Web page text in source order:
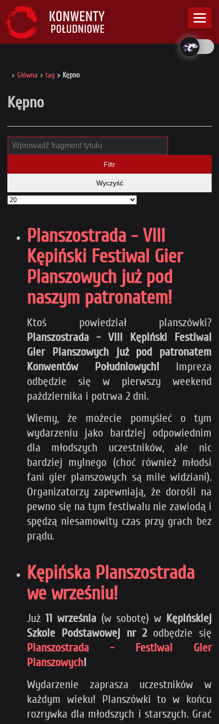
Główna tag Kępno
Kępno
Filtr
Wyczyść
Planszostrada - VIII
Kępiński Festiwal Gier
Planszowych już pod
naszym patronatem!
Ktoś powiedział planszówki?
Planszostrada - VIII Kępiński Festiwal
Gier Planszowych już pod patronatem
Konwentów Południowych! Impreza
odbędzie się w pierwszy weekend
października i potrwa 2 dni.
Wiemy, że możecie pomyśleć o tym
wydarzeniu jako bardziej odpowiednim
dla młodszych uczestników, ale nic
bardziej mylnego (choć również młodsi
fani gier planszowych są mile widziani).
Organizatorzy zapewniają, że dorośli na
pewno się na tym festiwalu nie zawiodą i
spędzą niesamowity czas przy grach bez
prądu.
Kępińska Planszostrada
we wrześniu!
Już 11 września (w sobotę) w Kępińskiej
Szkole Podstawowej nr 2odbędzie się
Planszostrada - Festiwal Gier
Planszowych!
Wydarzenie zaprasza uczestników w
każdym wieku! Planszówki to w końcu
rozrywka dla młodszych i starszych. Grać